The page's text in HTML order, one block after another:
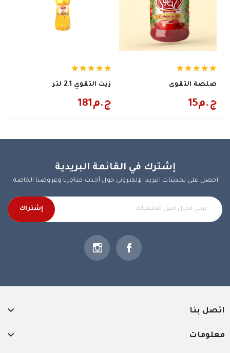
زيت التقوي 2.1 لتر
181ج.م
صلصة التقوى
15ج.م
إشترك في القائمة البريدية
احصل على تحديثات البريد الإلكتروني حول أحدث متاجرنا وعروضنا الخاصة.
إشتراك
اتصل بنا
معلومات